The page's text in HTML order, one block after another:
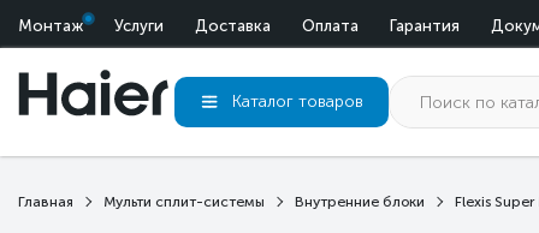
Монтаж Услуги Доставка Оплата Гарантия
Каталог товаров
Главная Мульти сплит-системы Внутренние блоки Flexis